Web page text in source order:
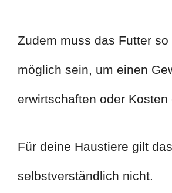
Zudem muss das Futter so
möglich sein, um einen
erwirtschaften oder Kosten
Für deine Haustiere gilt das
selbstverständlich nicht.